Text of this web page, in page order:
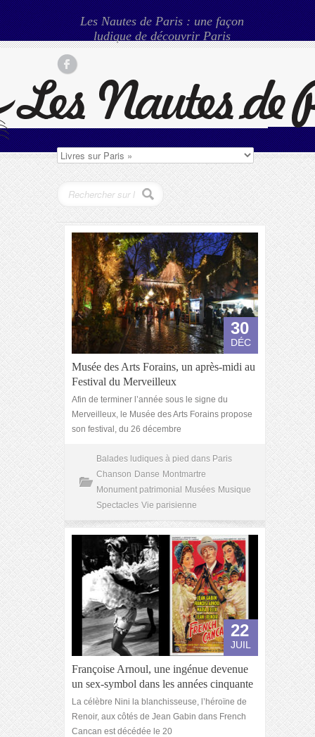
Les Nautes de Paris : une façon
ludique de découvrir Paris
30
DÉC
Musée des Arts Forains, un après-midi au
Festival du Merveilleux
Afin de terminer l’année sous le signe du
Merveilleux, le Musée des Arts Forains propose
son festival, du 26 décembre
Balades ludiques à pied dans Paris
Chanson Danse Montmartre
Monument patrimonial
Musées Musique
Spectacles Vie parisienne
22
JUIL
Françoise Arnoul, une ingénue devenue
un sex-symbol dans les années cinquante
La célèbre Nini la blanchisseuse, l’héroïne de
Renoir, aux côtés de Jean Gabin dans French
Cancan est décédée le 20